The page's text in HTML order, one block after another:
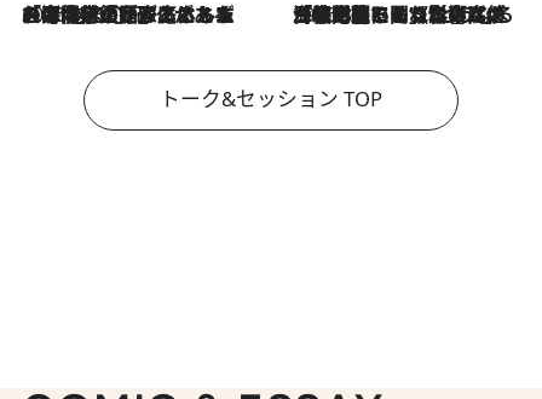
2026.8.3
「今後値上げがあるとすれば…」「リスクがあるのは今年の冬」エネルギー専門家が語る、ホルムズ海峡封鎖が家庭にもたらす“ある心配” 2026.8.3
「住宅建てられない…」「サーチャージ料の高値が続いている」ホルムズ海峡封鎖による影響はいつまで続く？《エネルギー専門家に聞く“どうなる日本の暮らし”》
トーク&セッション TOP